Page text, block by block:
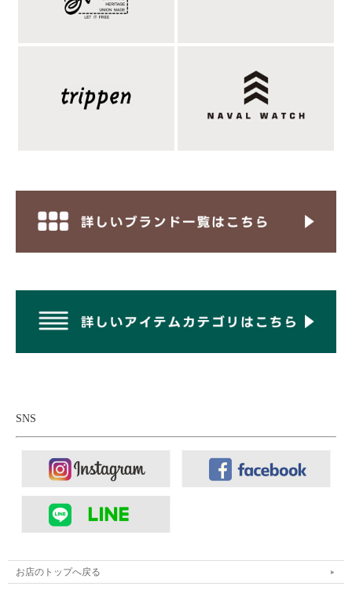
SNS
お店のトップへ戻る